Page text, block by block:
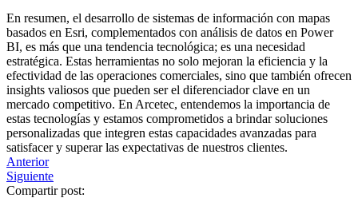
En resumen, el desarrollo de sistemas de información con mapas
basados en Esri, complementados con análisis de datos en Power
BI, es más que una tendencia tecnológica; es una necesidad
estratégica. Estas herramientas no solo mejoran la eficiencia y la
efectividad de las operaciones comerciales, sino que también ofrecen
insights valiosos que pueden ser el diferenciador clave en un
mercado competitivo. En Arcetec, entendemos la importancia de
estas tecnologías y estamos comprometidos a brindar soluciones
personalizadas que integren estas capacidades avanzadas para
satisfacer y superar las expectativas de nuestros clientes.
Anterior
Siguiente
Compartir post: